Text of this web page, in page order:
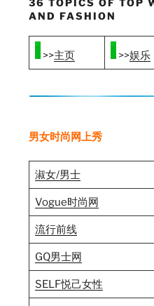
36 TOPICS OF TOP
AND FASHION
>>主页 >>娱乐
男女时尚网上秀
淑女/男士
Vogue时尚网
流行前线
GQ男士网
SELF悦己女性